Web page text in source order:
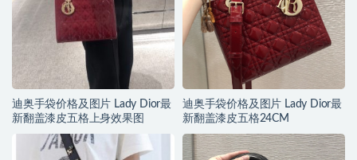
迪奥手袋价格及图片 Lady Dior最
新翻盖漆皮五格上身效果图
迪奥手袋价格及图片 Lady Dior最
新翻盖漆皮五格24CM